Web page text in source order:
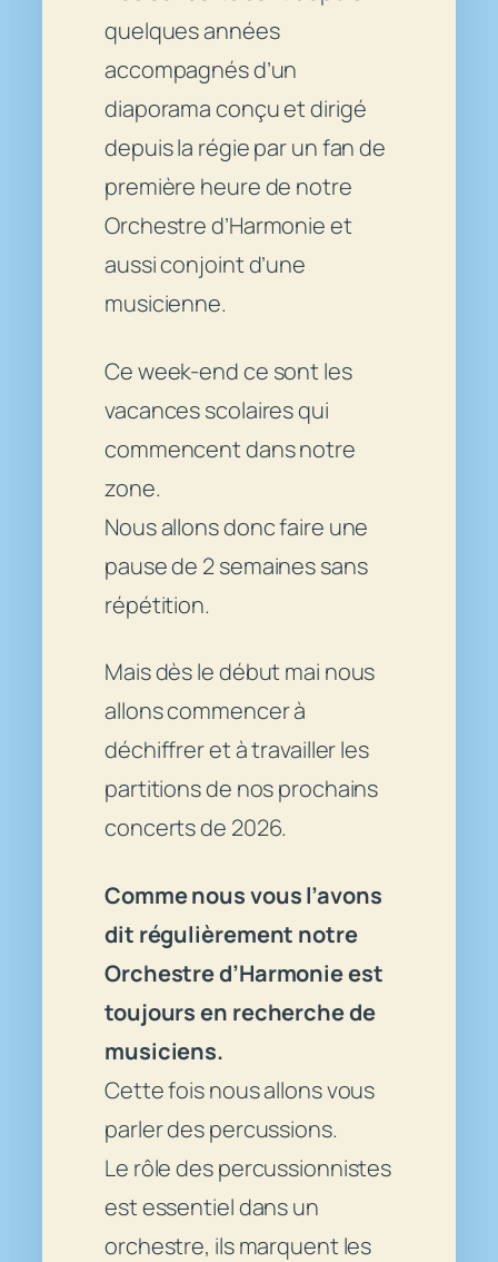
quelques années
accompagnés d’un
diaporama conçu et dirigé
depuis la régie par un fan de
première heure de notre
Orchestre d’Harmonie et
aussi conjoint d’une
musicienne.
Ce week-end ce sont les
vacances scolaires qui
commencent dans notre
zone.
Nous allons donc faire une
pause de 2 semaines sans
répétition.
Mais dès le début mai nous
allons commencer à
déchiffrer et à travailler les
partitions de nos prochains
concerts de 2026.
Comme nous vous l’avons
dit régulièrement notre
Orchestre d’Harmonie est
toujours en recherche de
musiciens.
Cette fois nous allons vous
parler des percussions.
Le rôle des percussionnistes
est essentiel dans un
orchestre, ils marquent les